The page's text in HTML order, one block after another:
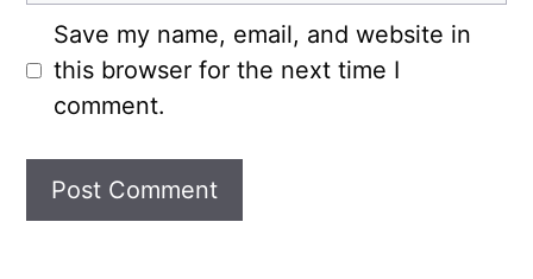
Save my name, email, and website in
this browser for the next time I
comment.